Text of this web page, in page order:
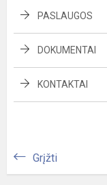
PASLAUGOS
DOKUMENTAI
KONTAKTAI
Grįžti